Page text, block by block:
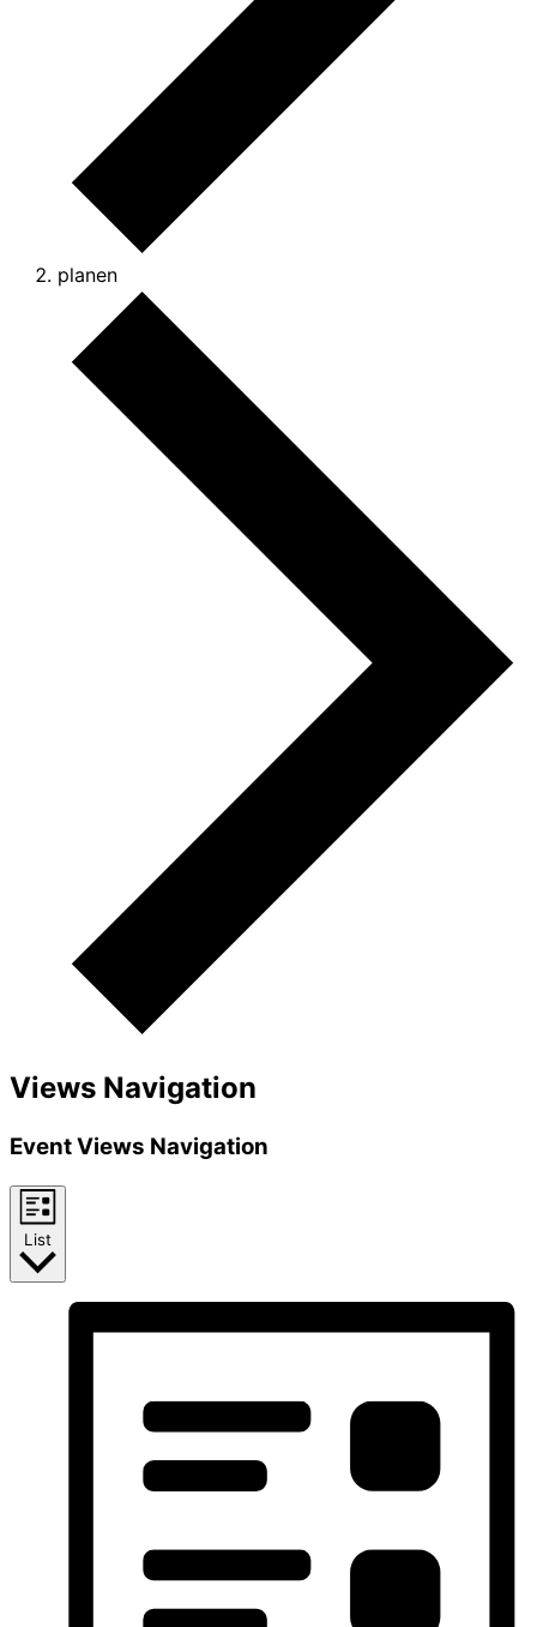
planen
Views Navigation
Event Views Navigation
List